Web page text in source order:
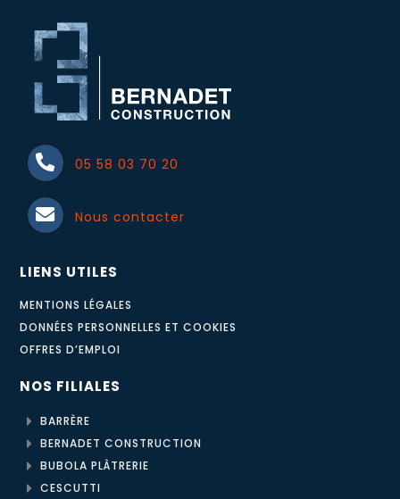
05 58 03 70 20
Nous contacter
LIENS UTILES
MENTIONS LÉGALES
DONNÉES PERSONNELLES ET COOKIES
OFFRES D’EMPLOI
NOS FILIALES
BARRÈRE
BERNADET CONSTRUCTION
BUBOLA PLÂTRERIE
CESCUTTI